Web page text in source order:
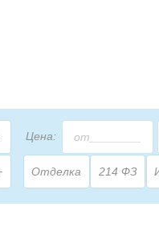
Цена:
Отделка 214 ФЗ
2